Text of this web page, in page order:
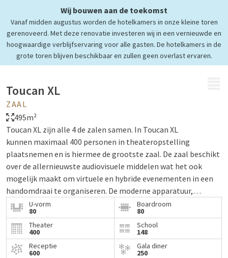
Wij bouwen aan de toekomst
Vanaf midden augustus worden de hotelkamers in onze kleine toren
gerenoveerd. Met deze renovatie investeren wij in een vernieuwde en
hoogwaardige verblijfservaring voor alle gasten. De hotelkamers in de
grote toren blijven beschikbaar en zullen geen overlast ervaren.
Toucan XL
ZAAL
495m²
Toucan XL zijn alle 4 de zalen samen. In Toucan XL
kunnen maximaal 400 personen in theateropstelling
plaatsnemen en is hiermee de grootste zaal. De zaal beschikt
over de allernieuwste audiovisuele middelen wat het ook
mogelijk maakt om virtuele en hybride evenementen in een
handomdraai te organiseren. De moderne apparatuur,
verlichting, zonwering en airconditioning is te bedienen
vanuit de zaal. Ideaal voor congressen,
personeelsbijeenkomsten, netwerkevenementen, beurzen,
lezingen, exposities en feesten.
U-vorm
80
Boardroom
80
Theater
400
School
148
Receptie
600
Gala diner
250